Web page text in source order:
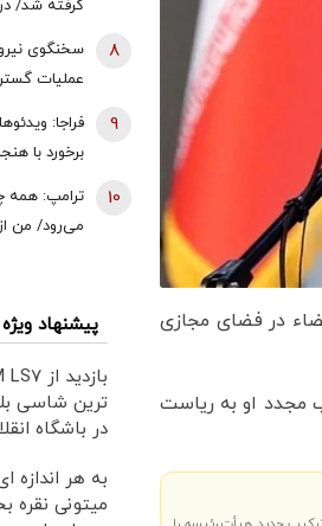
در فضای مجازی
مجدد او به ریاست
گرفته شد/
نمی‌توانید
سخنگوی
عملیات
8
فراجا:
برخورد با
9
می‌رود/ من
10
پیشنهاد ویژه
ترین شاسی
در باشگاه
به هر اندازه
میتونی نقره